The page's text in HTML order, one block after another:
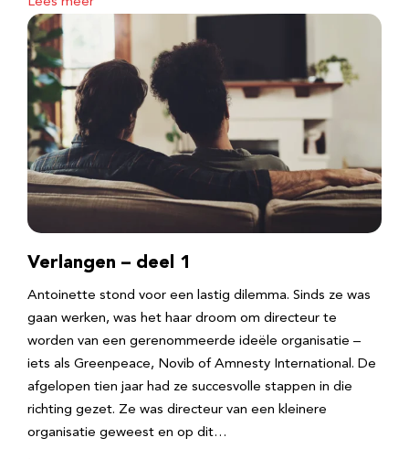
Verlangen – deel 1
Antoinette stond voor een lastig dilemma. Sinds ze was
gaan werken, was het haar droom om directeur te
worden van een gerenommeerde ideële organisatie –
iets als Greenpeace, Novib of Amnesty International. De
afgelopen tien jaar had ze succesvolle stappen in die
richting gezet. Ze was directeur van een kleinere
organisatie geweest en op dit…